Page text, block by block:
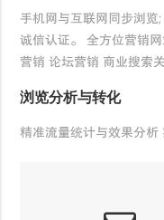
手机网与互联网同步浏
诚信认证。 全方位营销
营销 论坛营销 商业搜索
浏览分析与转化
精准流量统计与效果分